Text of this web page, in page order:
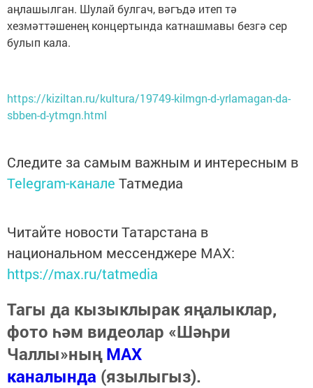
аңлашылган. Шулай булгач, вәгъдә итеп тә
хезмәттәшенең концертында катнашмавы безгә сер
булып кала.
https://kiziltan.ru/kultura/19749-kilmgn-d-yrlamagan-da-
sbben-d-ytmgn.html
Следите за самым важным и интересным в
Telegram-канале Татмедиа
Читайте новости Татарстана в
национальном мессенджере MАХ:
https://max.ru/tatmedia
Тагы да кызыклырак яңалыклар,
фото һәм видеолар «Шәһри
Чаллы»ныңMAX
каналында (язылыгыз).